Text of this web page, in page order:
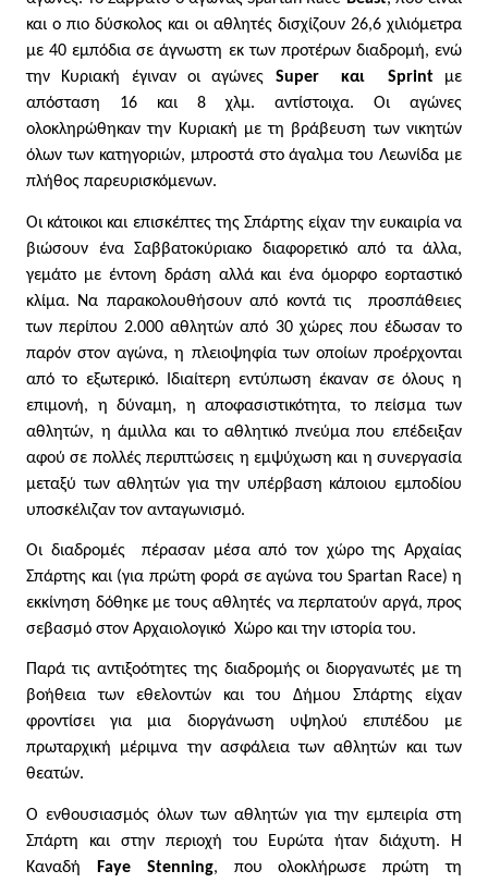
και ο πιο δύσκολος και οι αθλητές δισχίζουν 26,6 χιλιόμετρα
με 40 εμπόδια σε άγνωστη εκ των προτέρων διαδρομή, ενώ
την Κυριακή έγιναν οι αγώνες Super  και  Sprint με
απόσταση 16 και 8 χλμ. αντίστοιχα. Οι αγώνες
ολοκληρώθηκαν την Κυριακή με τη βράβευση των νικητών
όλων των κατηγοριών, μπροστά στο άγαλμα του Λεωνίδα με
πλήθος παρευρισκόμενων.
Οι κάτοικοι και επισκέπτες της Σπάρτης είχαν την ευκαιρία να
βιώσουν ένα Σαββατοκύριακο διαφορετικό από τα άλλα,
γεμάτο με έντονη δράση αλλά και ένα όμορφο εορταστικό
κλίμα. Να παρακολουθήσουν από κοντά τις  προσπάθειες
των περίπου 2.000 αθλητών από 30 χώρες που έδωσαν το
παρόν στον αγώνα, η πλειοψηφία των οποίων προέρχονται
από το εξωτερικό. Ιδιαίτερη εντύπωση έκαναν σε όλους η
επιμονή, η δύναμη, η αποφασιστικότητα, το πείσμα των
αθλητών, η άμιλλα και το αθλητικό πνεύμα που επέδειξαν
αφού σε πολλές περιπτώσεις η εμψύχωση και η συνεργασία
μεταξύ των αθλητών για την υπέρβαση κάποιου εμποδίου
υποσκέλιζαν τον ανταγωνισμό.
Οι διαδρομές  πέρασαν μέσα από τον χώρο της Αρχαίας
Σπάρτης και (για πρώτη φορά σε αγώνα του Spartan Race) η
εκκίνηση δόθηκε με τους αθλητές να περπατούν αργά, προς
σεβασμό στον Αρχαιολογικό  Χώρο και την ιστορία του.
Παρά τις αντιξοότητες της διαδρομής οι διοργανωτές με τη
βοήθεια των εθελοντών και του Δήμου Σπάρτης είχαν
φροντίσει για μια διοργάνωση υψηλού επιπέδου με
πρωταρχική μέριμνα την ασφάλεια των αθλητών και των
θεατών.
Ο ενθουσιασμός όλων των αθλητών για την εμπειρία στη
Σπάρτη και στην περιοχή του Ευρώτα ήταν διάχυτη. Η
Καναδή
Faye Stenning, που ολοκλήρωσε πρώτη τη